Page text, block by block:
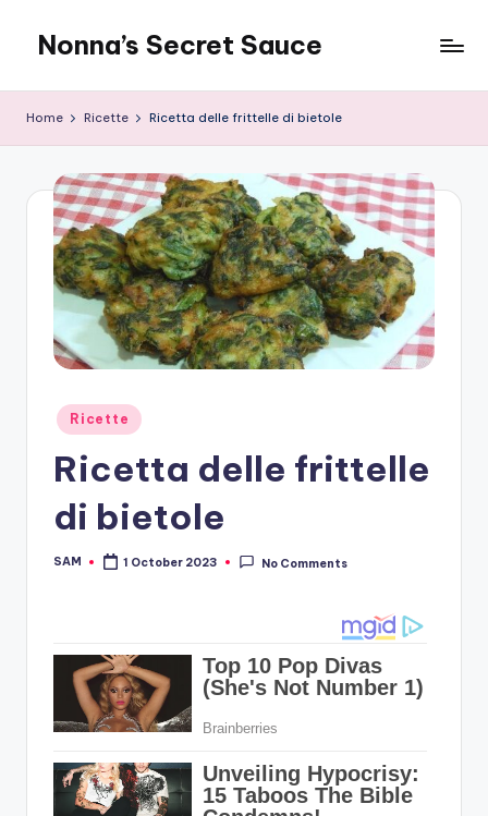
content
Nonna’s Secret Sauce
Home Ricette Ricetta delle frittelle di bietole
Posted
in
Ricette
Ricetta delle frittelle
di bietole
Posted
SAM 1 October 2023 No Comments